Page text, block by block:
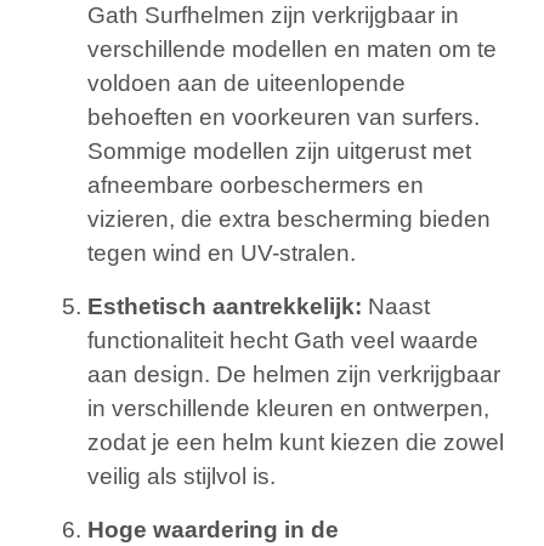
Gath Surfhelmen zijn verkrijgbaar in
verschillende modellen en maten om te
voldoen aan de uiteenlopende
behoeften en voorkeuren van surfers.
Sommige modellen zijn uitgerust met
afneembare oorbeschermers en
vizieren, die extra bescherming bieden
tegen wind en UV-stralen.
Esthetisch aantrekkelijk: Naast
functionaliteit hecht Gath veel waarde
aan design. De helmen zijn verkrijgbaar
in verschillende kleuren en ontwerpen,
zodat je een helm kunt kiezen die zowel
veilig als stijlvol is.
Hoge waardering in de